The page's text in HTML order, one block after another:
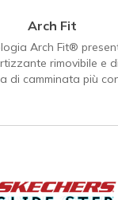
Arch Fit
Arch Fit®
rimovibile e
di camminata più